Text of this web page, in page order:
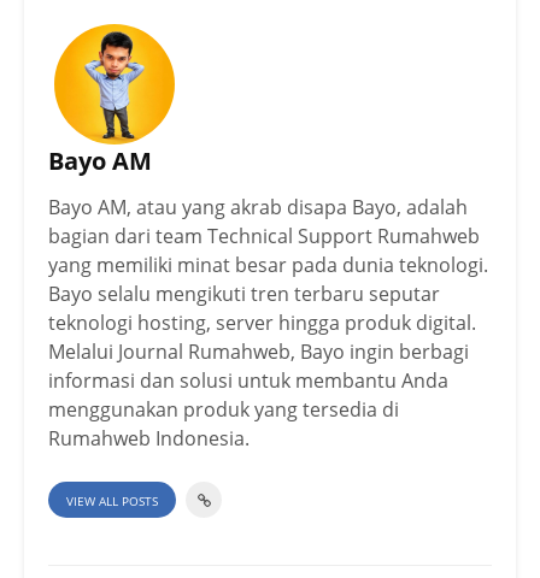
Bayo AM
Bayo AM, atau yang akrab disapa Bayo, adalah
bagian dari team Technical Support Rumahweb
yang memiliki minat besar pada dunia teknologi.
Bayo selalu mengikuti tren terbaru seputar
teknologi hosting, server hingga produk digital.
Melalui Journal Rumahweb, Bayo ingin berbagi
informasi dan solusi untuk membantu Anda
menggunakan produk yang tersedia di
Rumahweb Indonesia.
VIEW ALL POSTS